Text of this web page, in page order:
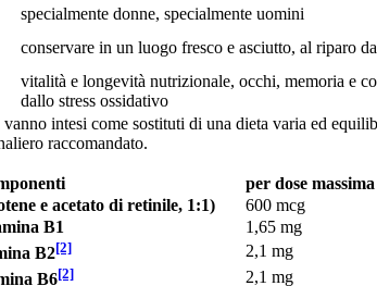
specialmente donne, specialmente uomini
conservare in un luogo fresco e asciutto, al riparo
vitalità e longevità nutrizionale, occhi, memoria e
dallo stress ossidativo
intesi come sostituti di una dieta varia ed
raccomandato.
per dose
e acetato di retinile, 1:1)
600 mcg
B1
1,65 mg
B2[2]
2,1 mg
B6[2] 2,1 mg